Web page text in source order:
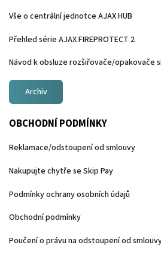
Vše o centrální jednotce AJAX HUB
Přehled série AJAX FIREPROTECT 2
Návod k obsluze rozšiřovače/opakovače
Archiv
OBCHODNÍ PODMÍNKY
Reklamace/odstoupení od smlouvy
Nakupujte chytře se Skip Pay
Podmínky ochrany osobních údajů
Obchodní podmínky
Poučení o právu na odstoupení od